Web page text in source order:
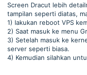
Screen Dracut lebih
tampilan seperti diatas,
1) lakukan reboot VPS
2) Saat masuk ke menu
3) Setelah masuk ke
server seperti biasa.
4) Kemudian silahkan